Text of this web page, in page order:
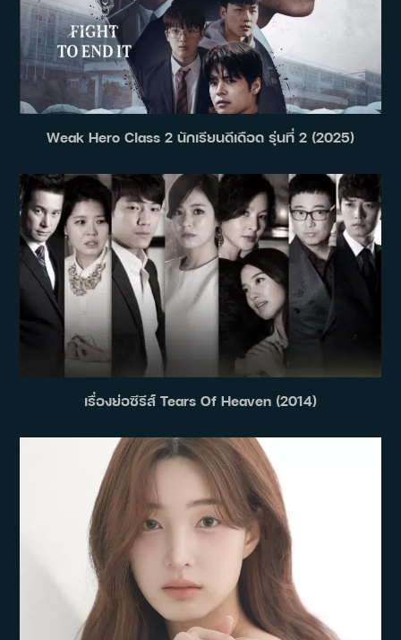
Weak Hero Class 2 นักเรียนดีเดือด รุ่นที่ 2 (2025)
เรื่องย่อซีรีส์ Tears Of Heaven (2014)